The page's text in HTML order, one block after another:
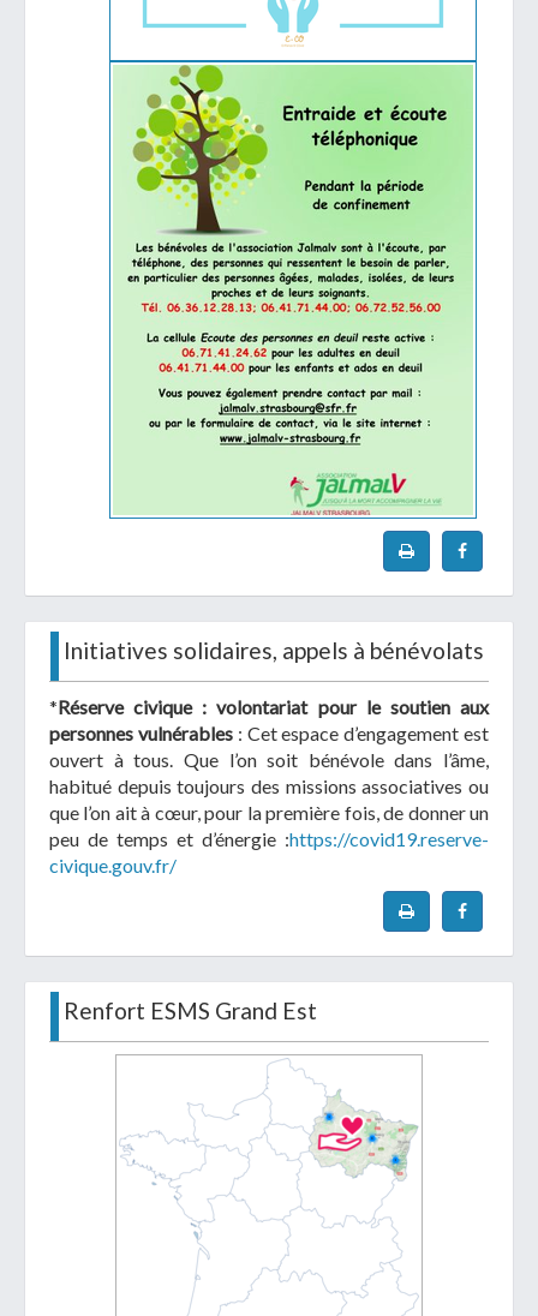
Initiatives solidaires, appels à bénévolats
*Réserve civique : volontariat pour le soutien aux
personnes vulnérables: Cet espace d’engagement est
ouvert à tous. Que l’on soit bénévole dans l’âme,
habitué depuis toujours des missions associatives ou
que l’on ait à cœur, pour la première fois, de donner un
peu de temps et d’énergie :https://covid19.reserve-
civique.gouv.fr/
Renfort ESMS Grand Est